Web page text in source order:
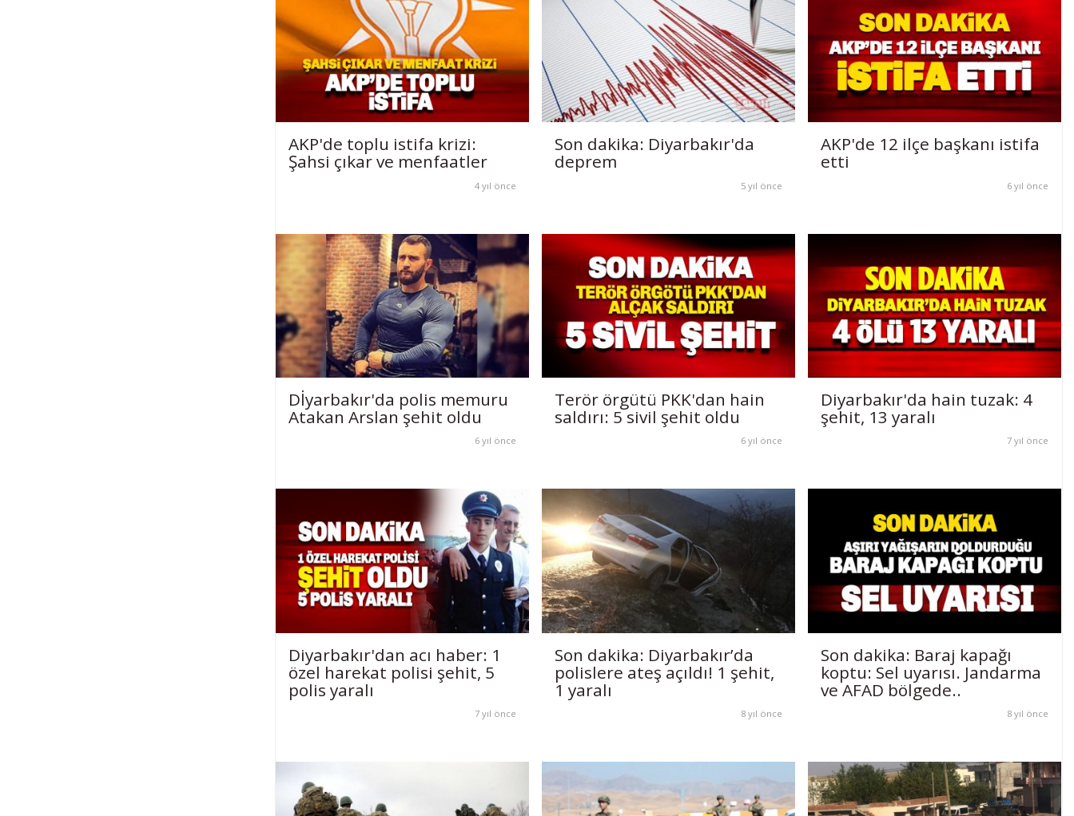
AKP'de toplu istifa krizi:
Şahsi çıkar ve menfaatler
4 yıl önce
Son dakika: Diyarbakır'da
deprem
5 yıl önce
AKP'de 12 ilçe başkanı istifa
etti
6 yıl önce
Dİyarbakır'da polis memuru
Atakan Arslan şehit oldu
6 yıl önce
Terör örgütü PKK'dan hain
saldırı: 5 sivil şehit oldu
6 yıl önce
Diyarbakır'da hain tuzak: 4
şehit, 13 yaralı
7 yıl önce
Diyarbakır'dan acı haber: 1
özel harekat polisi şehit, 5
polis yaralı
7 yıl önce
Son dakika: Diyarbakır’da
polislere ateş açıldı! 1 şehit,
1 yaralı
8 yıl önce
Son dakika: Baraj kapağı
koptu: Sel uyarısı. Jandarma
ve AFAD bölgede..
8 yıl önce